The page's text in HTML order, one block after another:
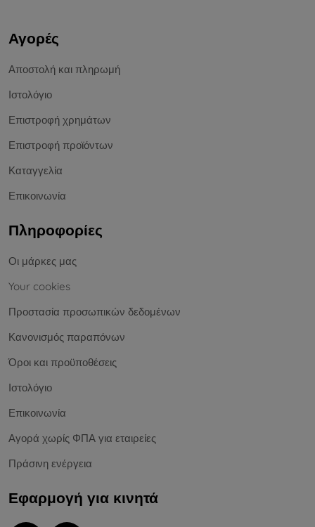
Αγορές
Αποστολή και πληρωμή
Ιστολόγιο
Επιστροφή χρημάτων
Επιστροφή προϊόντων
Καταγγελία
Επικοινωνία
Πληροφορίες
Οι μάρκες μας
Your cookies
Προστασία προσωπικών δεδομένων
Κανονισμός παραπόνων
Όροι και προϋποθέσεις
Ιστολόγιο
Επικοινωνία
Αγορά χωρίς ΦΠΑ για εταιρείες
Πράσινη ενέργεια
Εφαρμογή για κινητά